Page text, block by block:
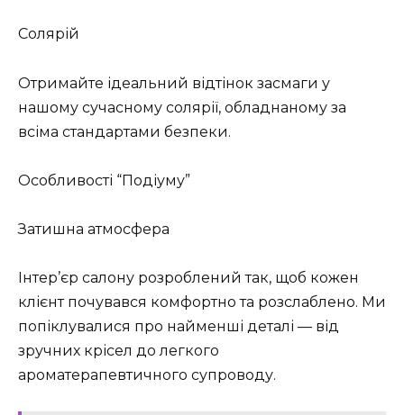
Солярій
Отримайте ідеальний відтінок засмаги у
нашому сучасному солярії, обладнаному за
всіма стандартами безпеки.
Особливості “Подіуму”
Затишна атмосфера
Інтер’єр салону розроблений так, щоб кожен
клієнт почувався комфортно та розслаблено. Ми
попіклувалися про найменші деталі — від
зручних крісел до легкого
ароматерапевтичного супроводу.